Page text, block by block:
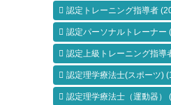
認定トレーニング指導者
認定パーソナルトレーナー
認定上級トレーニング指導
認定理学療法士(スポーツ)
認定理学療法士（運動器）